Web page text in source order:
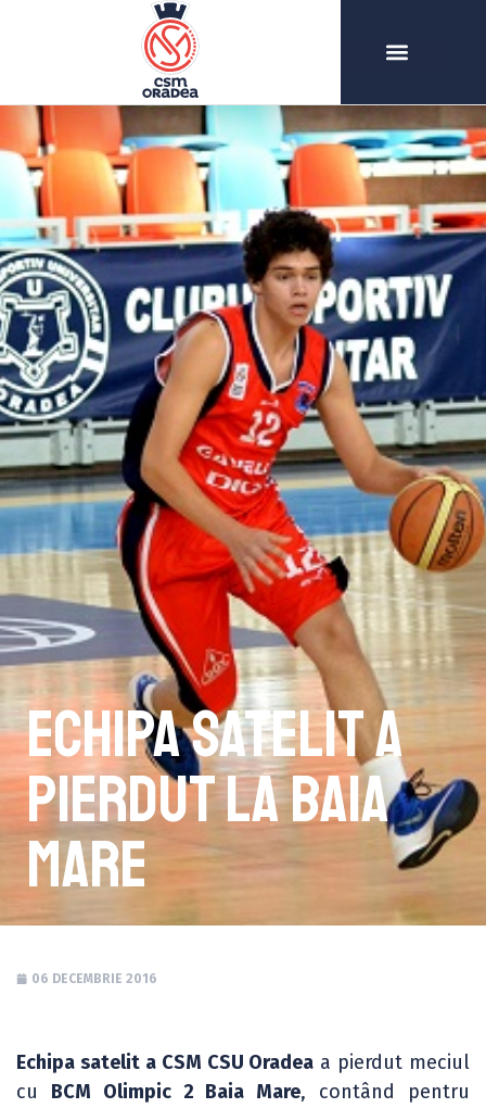
Echipa satelit a
pierdut la Baia
Mare
06 DECEMBRIE 2016
Echipa satelit a CSM CSU Oradea a pierdut meciul
cu BCM Olimpic 2 Baia Mare, contând pentru